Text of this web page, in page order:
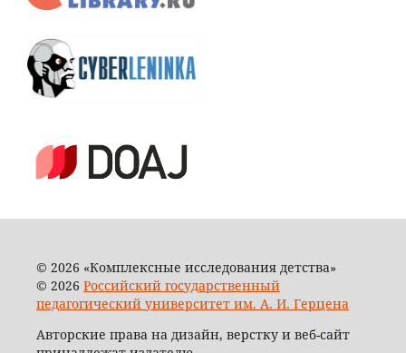
© 2026 «Комплексные исследования детства»
© 2026 Российский государственный
педагогический университет им. А. И. Герцена
Авторские права на дизайн, верстку и веб-сайт